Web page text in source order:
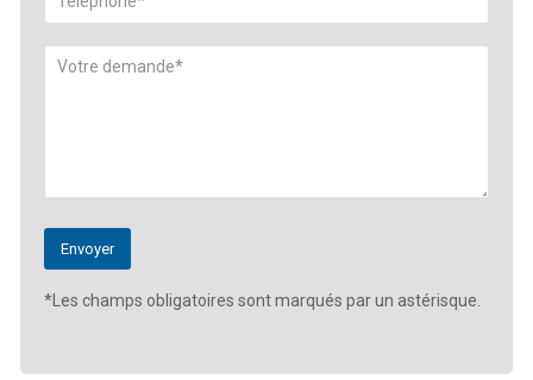
*Les champs obligatoires sont marqués par un astérisque.